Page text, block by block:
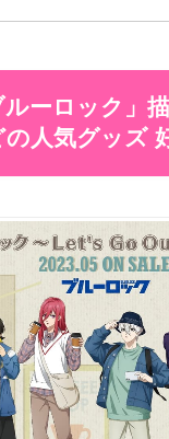
限定で、全国のアニメガ×
ーロック」
人気グッズ